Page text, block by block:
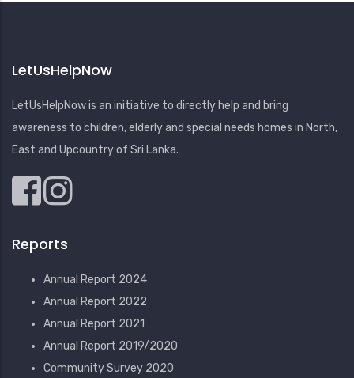
LetUsHelpNow
LetUsHelpNow is an initiative to directly help and bring
awareness to children, elderly and special needs homes in North,
East and Upcountry of Sri Lanka.
Reports
Annual Report 2024
Annual Report 2022
Annual Report 2021
Annual Report 2019/2020
Community Survey 2020